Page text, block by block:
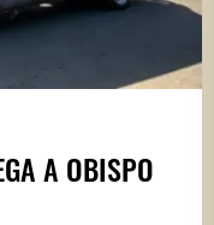
A OBISPO